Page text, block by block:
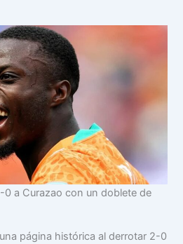
a Curazao con un doblete de
página histórica al derrotar 2-0